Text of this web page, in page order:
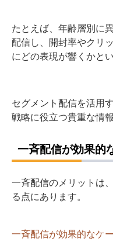
たとえば、年齢層別に
配信し、開封率やクリ
にどの表現が響くかと
セグメント配信を活用
戦略に役立つ貴重な情
一斉配信が効果的
一斉配信のメリットは
る点にあります。
一斉配信が効果的なケ